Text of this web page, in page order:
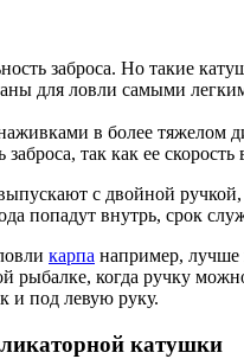
заброса. Но такие
для ловли самыми
в более тяжелом
так как ее
с двойной ручкой,
попадут внутрь, срок
карпа например, лучше
рыбалке, когда ручку
и под левую руку.
катушки